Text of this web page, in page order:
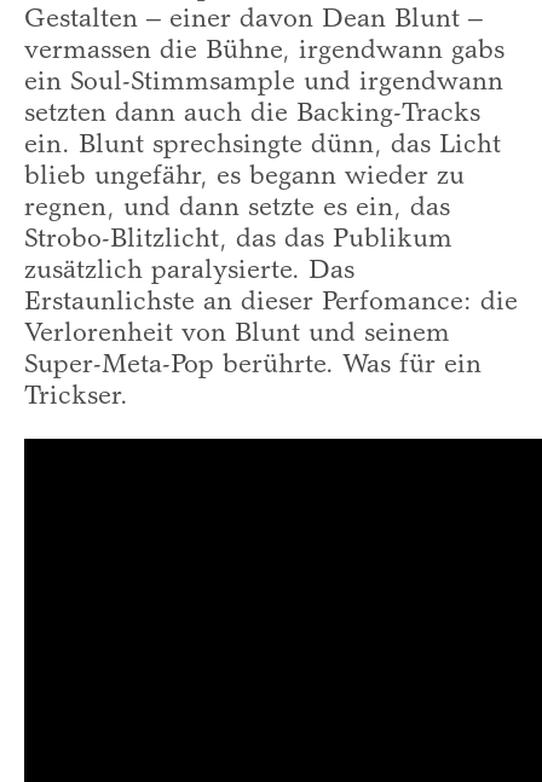
Gestalten – einer davon Dean Blunt –
vermassen die Bühne, irgendwann gabs
ein Soul-Stimmsample und irgendwann
setzten dann auch die Backing-Tracks
ein. Blunt sprechsingte dünn, das Licht
blieb ungefähr, es begann wieder zu
regnen, und dann setzte es ein, das
Strobo-Blitzlicht, das das Publikum
zusätzlich paralysierte. Das
Erstaunlichste an dieser Perfomance: die
Verlorenheit von Blunt und seinem
Super-Meta-Pop berührte. Was für ein
Trickser.